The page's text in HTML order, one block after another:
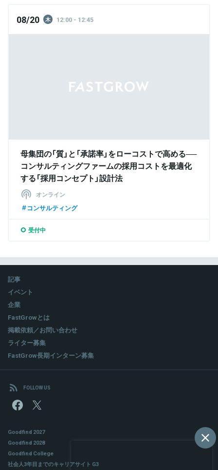
08/20 木 12:00 - 12:45
母集団の「質」と「承諾率」をローコストで高める──
コンサルティングファームの採用コストを最適化
する「採用コンセプト」設計法
オンライン
コンサルティング
受付中
記事
イベント
企業
FastGrowとは
掲載依頼／お問い合わせ
ライター募集
FastGrow長期インターン募集
FOLLOW US
Goodfind 2027
Goodfind 2028
Goodfind College
社会人3年目までのキャリアサイト G3